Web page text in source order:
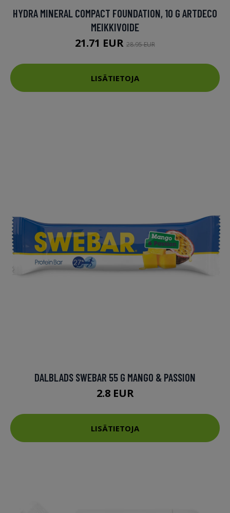
HYDRA MINERAL COMPACT FOUNDATION, 10 G ARTDECO
MEIKKIVOIDE
21.71 EUR 28.95 EUR
LISÄTIETOJA
DALBLADS SWEBAR 55 G MANGO & PASSION
2.8 EUR
LISÄTIETOJA